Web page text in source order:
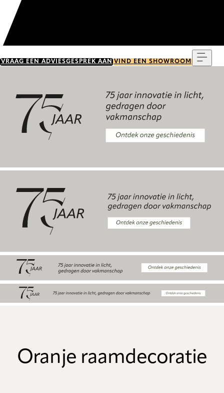
VRAAG EEN ADVIESGESPREK AAN VIND EEN SHOWROOM
Oranje raamdecoratie